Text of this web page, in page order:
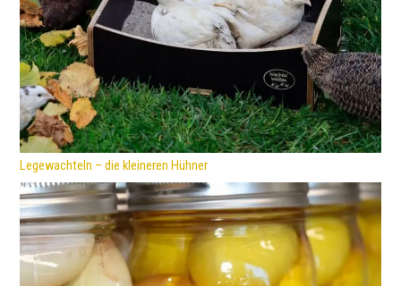
Legewachteln – die kleineren Hühner